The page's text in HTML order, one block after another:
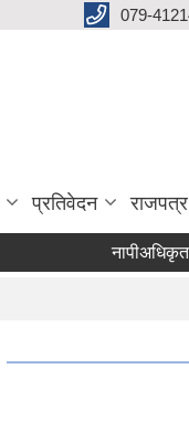
079-
प्रतिवेदन राजपत्र
नापीअधिकृत